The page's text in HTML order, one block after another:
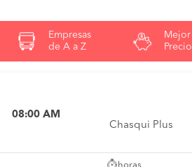
Empresas
de A a Z
Mejor
Precio
08:00 AM
Chasqui Plus